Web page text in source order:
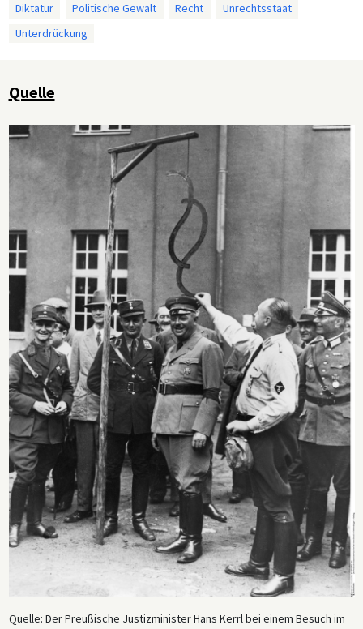
Diktatur
Politische Gewalt Recht
Unrechtsstaat
Unterdrückung
Quelle
Quelle: Der Preußische Justizminister Hans Kerrl bei einem Besuch im